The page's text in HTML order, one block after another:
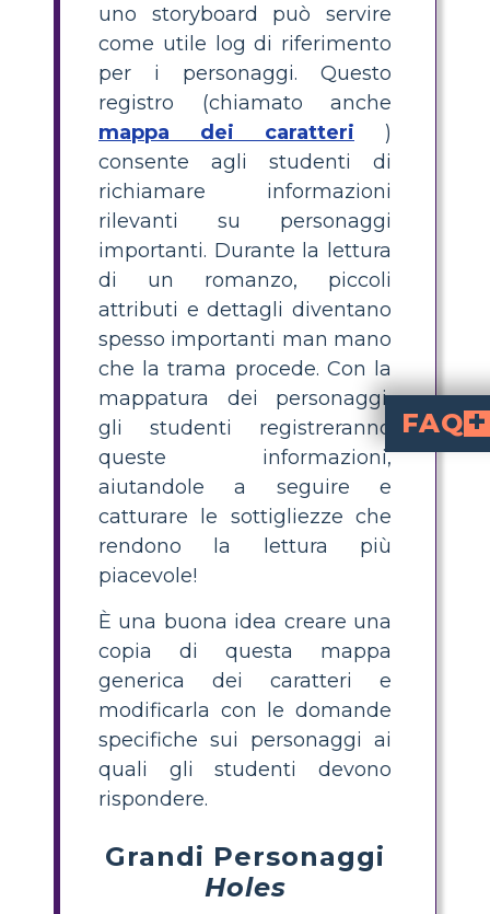
uno storyboard può servire
come utile log di riferimento
per i personaggi. Questo
registro (chiamato anche
mappa dei caratteri )
consente agli studenti di
richiamare informazioni
rilevanti su personaggi
importanti. Durante la lettura
di un romanzo, piccoli
attributi e dettagli diventano
spesso importanti man mano
che la trama procede. Con la
mappatura dei personaggi,
gli studenti registreranno
queste informazioni,
aiutandole a seguire e
catturare le sottigliezze che
rendono la lettura più
piacevole!
È una buona idea creare una
copia di questa mappa
generica dei caratteri e
modificarla con le domande
specifiche sui personaggi ai
quali gli studenti devono
rispondere.
Grandi Personaggi
Holes
FAQ